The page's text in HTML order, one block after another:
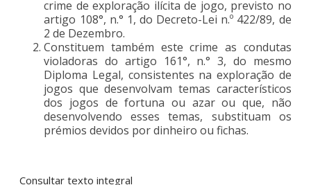
crime de exploração ilícita de jogo, previsto no
artigo 108°, n.° 1, do Decreto-Lei n.º 422/89, de
2 de Dezembro.
Constituem também este crime as condutas
violadoras do artigo 161°, n.° 3, do mesmo
Diploma Legal, consistentes na exploração de
jogos que desenvolvam temas característicos
dos jogos de fortuna ou azar ou que, não
desenvolvendo esses temas, substituam os
prémios devidos por dinheiro ou fichas.
Consultar texto integral